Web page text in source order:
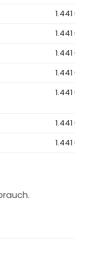
1.441 €
1.441 €
1.441 €
1.441 €
1.441 €
1.441 €
1.441 €